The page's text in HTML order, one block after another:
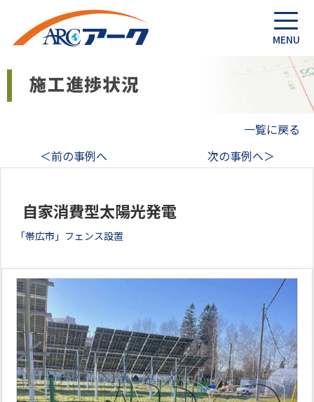
一覧に戻る
＜前の事例へ
次の事例へ＞
自家消費型太陽光発電
「帯広市」フェンス設置